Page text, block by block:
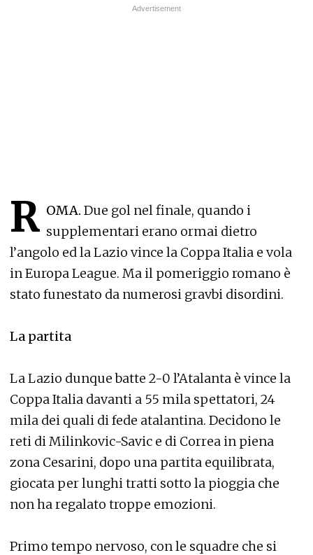
R OMA. Due gol nel finale, quando i
supplementari erano ormai dietro
l’angolo ed la Lazio vince la Coppa Italia e vola
in Europa League. Ma il pomeriggio romano è
stato funestato da numerosi gravbi disordini.
La partita
La Lazio dunque batte 2-0 l’Atalanta è vince la
Coppa Italia davanti a 55 mila spettatori, 24
mila dei quali di fede atalantina. Decidono le
reti di Milinkovic-Savic e di Correa in piena
zona Cesarini, dopo una partita equilibrata,
giocata per lunghi tratti sotto la pioggia che
non ha regalato troppe emozioni.
Primo tempo nervoso, con le squadre che si